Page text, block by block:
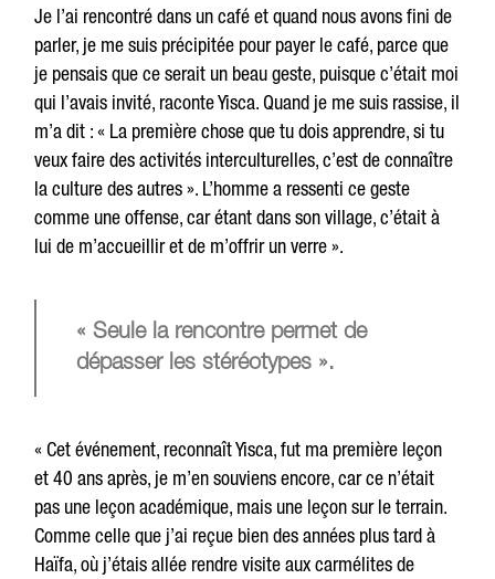
Je l’ai rencontré dans un café et quand nous avons fini de
parler, je me suis précipitée pour payer le café, parce que
je pensais que ce serait un beau geste, puisque c’était moi
qui l’avais invité, raconte Yisca. Quand je me suis rassise, il
m’a dit : « La première chose que tu dois apprendre, si tu
veux faire des activités interculturelles, c’est de connaître
la culture des autres ». L’homme a ressenti ce geste
comme une offense, car étant dans son village, c’était à
lui de m’accueillir et de m’offrir un verre ».
« Seule la rencontre permet de
dépasser les stéréotypes ».
« Cet événement, reconnaît Yisca, fut ma première leçon
et 40 ans après, je m’en souviens encore, car ce n’était
pas une leçon académique, mais une leçon sur le terrain.
Comme celle que j’ai reçue bien des années plus tard à
Haïfa, où j’étais allée rendre visite aux carmélites de